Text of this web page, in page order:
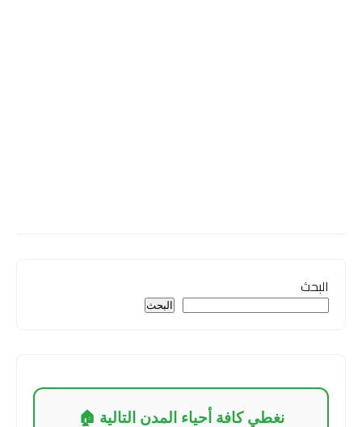
البحث
البحث
نغطي كافة أحياء المدن التالية 🏠